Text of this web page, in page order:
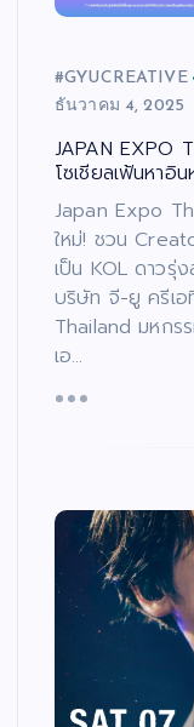
#GYUCREATIVE
ธันวาคม 4, 2025
JAPAN EXPO
โซเชียลเฟ้นหาอิ
Japan Expo
ใหม่! ชวน
เป็น KOL ดาวรุ่
บริษัท จี-ยู ครีเ
Thailand มหกร
เอ…